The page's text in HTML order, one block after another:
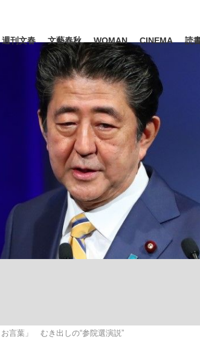
ライフ ビジネス
に... 「最悪の空気のまま解散」
観る将棋、読む将
週刊文春 文藝春秋 WOMAN CINEMA 読
キーワード入力
#森岡毅 #城彰二 #内田有紀
言葉」 むき出しの“参院選演説”